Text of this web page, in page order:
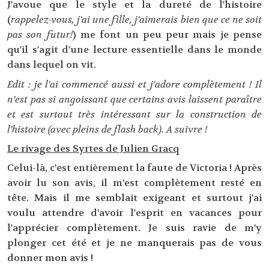
J'avoue que le style et la dureté de l'histoire
(rappelez-vous, j'ai une fille, j'aimerais bien que ce ne soit
pas son futur!) me font un peu peur mais je pense
qu'il s'agit d'une lecture essentielle dans le monde
dans lequel on vit.
Edit : je l'ai commencé aussi et j'adore complètement ! Il
n'est pas si angoissant que certains avis laissent paraître
et est surtout très intéressant sur la construction de
l'histoire (avec pleins de flash back). A suivre !
Le rivage des Syrtes de Julien Gracq
Celui-là, c'est entièrement la faute de Victoria ! Après
avoir lu son avis, il m'est complètement resté en
tête. Mais il me semblait exigeant et surtout j'ai
voulu attendre d'avoir l'esprit en vacances pour
l'apprécier complètement. Je suis ravie de m'y
plonger cet été et je ne manquerais pas de vous
donner mon avis !